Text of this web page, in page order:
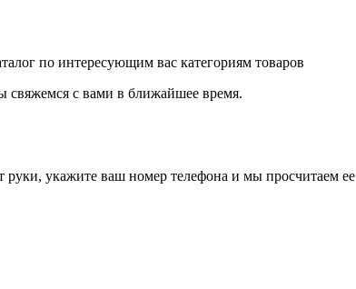
по интересующим вас категориям товаров
свяжемся с вами в ближайшее время.
укажите ваш номер телефона и мы просчитаем ее